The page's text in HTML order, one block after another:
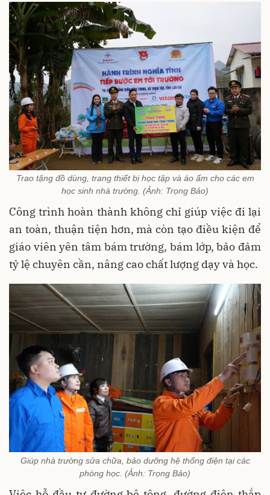
Trao tặng đồ dùng, trang thiết bị học tập và áo ấm cho các em
học sinh nhà trường. (Ảnh: Trọng Bảo)
Công trình hoàn thành không chỉ giúp việc đi lại
an toàn, thuận tiện hơn, mà còn tạo điều kiện để
giáo viên yên tâm bám trường, bám lớp, bảo đảm
tỷ lệ chuyên cần, nâng cao chất lượng dạy và học.
Giúp nhà trường sửa chữa, bảo dưỡng hệ thống điện tại các
phòng học. (Ảnh: Trọng Bảo)